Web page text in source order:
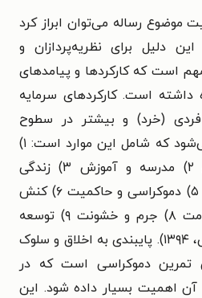
موضوع رساله می‌توان ابراز کرد
دلیل برای نظریه‌پردازان و
است که کارکردها و پیامدهای
داشته است. کارکردهای سرمایه
(خرد) و بیشتر در سطوح
اجتماعی (کلان) نمایان می‌شود که شامل این موارد است: ۱)
خانواده و مسائل جوانان ۲) مدرسه و آموزش ۳) زندگی
اجتماعی ۴) کار و سازمان ۵) دموکراسی و حاکمیت ۶) کنش
جمعی و مشارکت ۷) سلامت ۸) جرم و خشونت ۹) توسعه
اقتصادی (موسوی و شیانی، ۱۳۹۴). پایبندی به اخلاق و سلوک
تمرین دموکراسی است که در
آن اهمیت بسیار داده شود. این